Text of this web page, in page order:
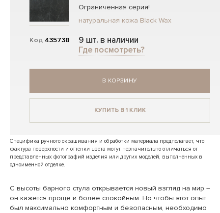
Код 435738
Ограниченная серия!
натуральная кожа Black Wax
9 шт. в наличии
Где посмотреть?
В КОРЗИНУ
КУПИТЬ В 1 КЛИК
Специфика ручного окрашивания и обработки материала предполагает, что
фактура поверхности и оттенки цвета могут незначительно отличаться от
представленных фотографий изделия или других моделей, выполненных в
одноименной отделке.
С высоты барного стула открывается новый взгляд на мир –
он кажется проще и более спокойным. Но чтобы этот опыт
был максимально комфортным и безопасным, необходимо